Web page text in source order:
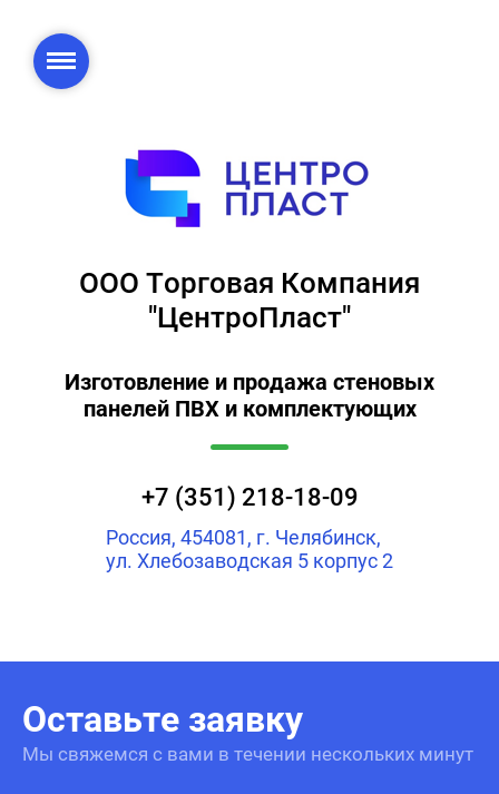
ООО Торговая Компания
"ЦентроПласт"
Изготовление и продажа стеновых
панелей ПВХ и комплектующих
+7 (351) 218-18-09
Россия, 454081, г. Челябинск,
ул. Хлебозаводская 5 корпус 2
Оставьте заявку
Мы свяжемся с вами в течении нескольких минут